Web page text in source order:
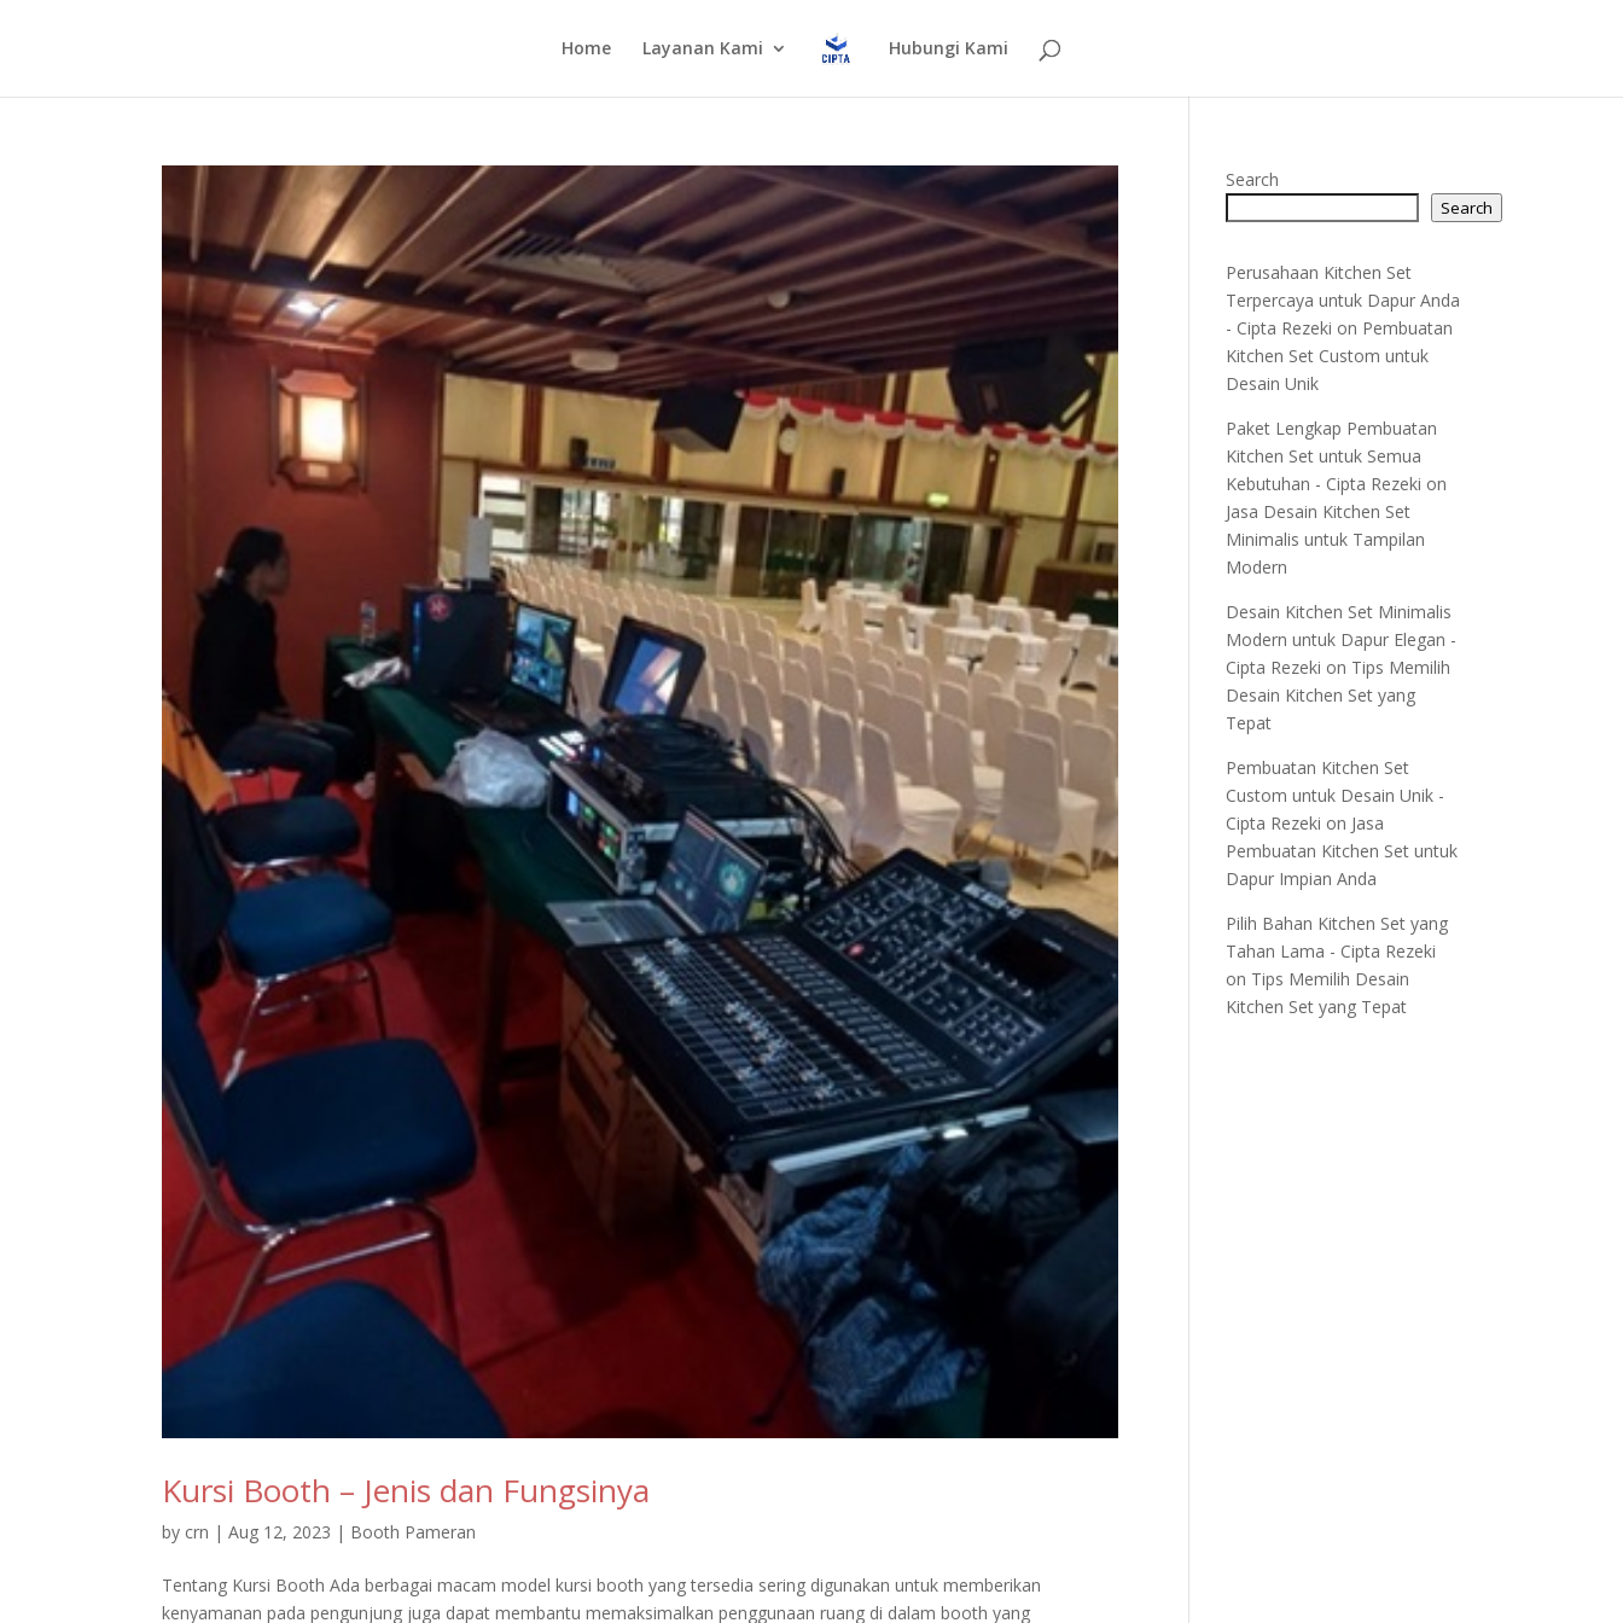
Home Layanan Kami Hubungi Kami
Kursi Booth – Jenis dan Fungsinya
by crn |Aug 12, 2023 | Booth Pameran
Tentang Kursi Booth Ada berbagai macam model kursi booth yang tersedia sering digunakan untuk memberikan
kenyamanan pada pengunjung juga dapat membantu memaksimalkan penggunaan ruang di dalam booth yang
Search
Search
Perusahaan Kitchen Set
Terpercaya untuk Dapur Anda
- Cipta Rezeki on Pembuatan
Kitchen Set Custom untuk
Desain Unik
Paket Lengkap Pembuatan
Kitchen Set untuk Semua
Kebutuhan - Cipta Rezeki on
Jasa Desain Kitchen Set
Minimalis untuk Tampilan
Modern
Desain Kitchen Set Minimalis
Modern untuk Dapur Elegan -
Cipta Rezeki on Tips Memilih
Desain Kitchen Set yang
Tepat
Pembuatan Kitchen Set
Custom untuk Desain Unik -
Cipta Rezeki on Jasa
Pembuatan Kitchen Set untuk
Dapur Impian Anda
Pilih Bahan Kitchen Set yang
Tahan Lama - Cipta Rezeki
on Tips Memilih Desain
Kitchen Set yang Tepat